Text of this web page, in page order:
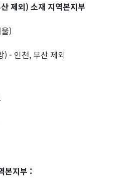
제외) 소재 지역본지부
)
- 인천, 부산 제외
본지부 :